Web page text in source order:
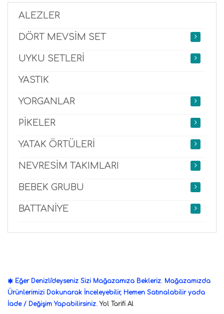
ALEZLER
DÖRT MEVSİM SET
UYKU SETLERİ
YASTIK
YORGANLAR
PİKELER
YATAK ÖRTÜLERİ
NEVRESİM TAKIMLARI
BEBEK GRUBU
BATTANİYE
Eğer Denizli'deyseniz Sizi Mağazamıza Bekleriz. Mağazamızda
Ürünlerimizi Dokunarak İnceleyebilir, Hemen Satınalabilir yada
İade / Değişim Yapabilirsiniz.Yol Tarifi Al